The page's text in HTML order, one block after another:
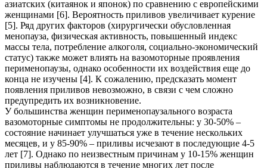
азиатских (китаянок и японок) по сравнению с европейскими
женщинами [6]. Вероятность приливов увеличивает курение
[5]. Ряд других факторов (хирургически обусловленная
менопауза, физическая активность, повышенный индекс
массы тела, потребление алкоголя, социально-экономический
статус) также может влиять на вазомоторные проявления
перименопаузы, однако особенности их воздействия еще до
конца не изучены [4]. К сожалению, предсказать момент
появления приливов невозможно, в связи с чем сложно
предупредить их возникновение.
У большинства женщин перименопаузального возраста
вазомоторные симптомы не продолжительны: у 30-50% –
состояние начинает улучшаться уже в течение нескольких
месяцев, и у 85-90% – приливы исчезают в последующие 4-5
лет [7]. Однако по неизвестным причинам у 10-15% женщин
приливы наблюдаются в течение многих лет после